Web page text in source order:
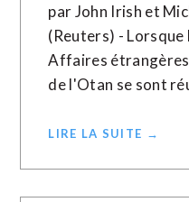
par John Irish et
(Reuters) -
Affaires étrangères
de l'Otan se sont
LIRE LA SUITE →